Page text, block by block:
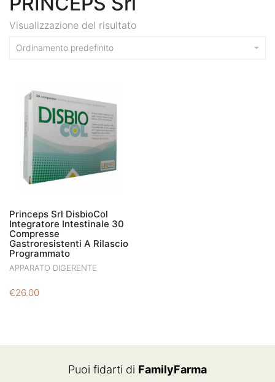
Visualizzazione del risultato
Ordinamento predefinito
Princeps Srl DisbioCol
Integratore Intestinale 30
Compresse
Gastroresistenti A Rilascio
Programmato
APPARATO DIGERENTE
€26.00
Puoi fidarti di FamilyFarma